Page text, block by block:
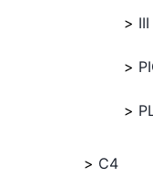
III
C4